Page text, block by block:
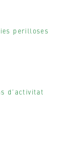
perilloses
d’activitat